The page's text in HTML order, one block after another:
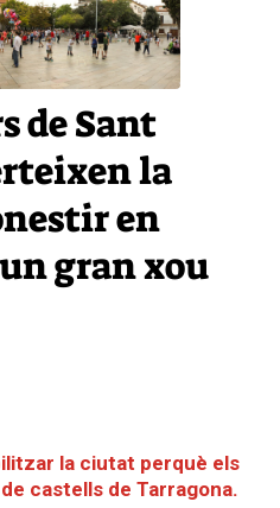
de Sant
la
en
gran xou
la ciutat perquè els
castells de Tarragona.